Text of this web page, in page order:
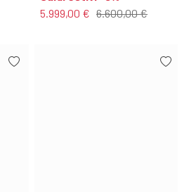
5.999,00 € 6.600,00 €